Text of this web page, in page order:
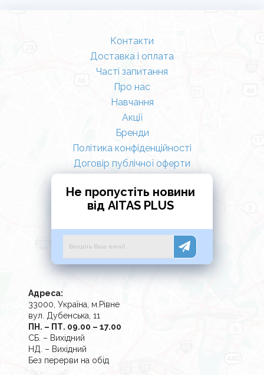
Контакти
Доставка і оплата
Часті запитання
Про нас
Навчання
Акції
Бренди
Політика конфіденційності
Договір публічної оферти
Не пропустіть новини
від AITAS PLUS
Адреса:
33000, Україна, м.Рівне
вул. Дубенська, 11
ПН. – ПТ. 09.00 – 17.00
СБ. – Вихідний
НД. – Вихідний
Без перерви на обід